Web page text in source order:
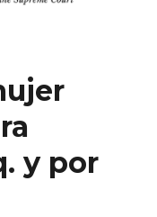
y por